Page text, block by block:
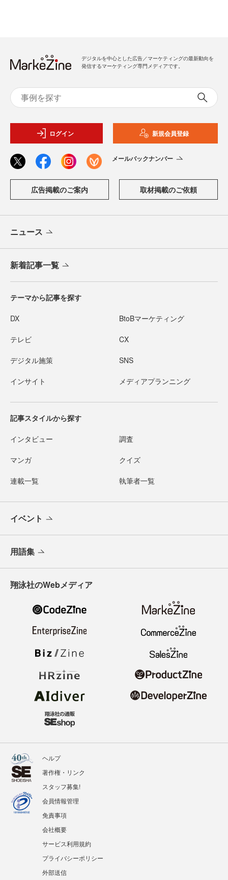
デジタルを中心とした広告／マーケティングの最新動向を
発信するマーケティング専門メディアです。
ログイン 新規会員登録
メールバックナンバー
広告掲載のご案内 取材掲載のご依頼
ニュース
新着記事一覧
テーマから記事を探す
DX BtoBマーケティング
テレビ CX
デジタル施策 SNS
インサイト メディアプランニング
記事スタイルから探す
インタビュー 調査
マンガ クイズ
連載一覧 執筆者一覧
イベント
用語集
翔泳社のWebメディア
ヘルプ
著作権・リンク
スタッフ募集!
会員情報管理
免責事項
会社概要
サービス利用規約
プライバシーポリシー
外部送信